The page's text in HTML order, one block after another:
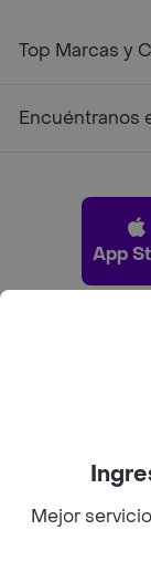
Top Marcas y
Encuéntranos
App
Pide tu
Mejor